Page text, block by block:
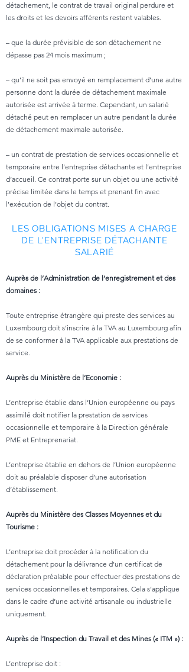
détachement, le contrat de travail original perdure et
les droits et les devoirs afférents restent valables.
– que la durée prévisible de son détachement ne
dépasse pas 24 mois maximum ;
– qu’il ne soit pas envoyé en remplacement d’une autre
personne dont la durée de détachement maximale
autorisée est arrivée à terme. Cependant, un salarié
détaché peut en remplacer un autre pendant la durée
de détachement maximale autorisée.
– un contrat de prestation de services occasionnelle et
temporaire entre l’entreprise détachante et l’entreprise
d’accueil. Ce contrat porte sur un objet ou une activité
précise limitée dans le temps et prenant fin avec
l’exécution de l’objet du contrat.
LES OBLIGATIONS MISES A CHARGE
DE L'ENTREPRISE DÉTACHANTE
SALARIÉ
Auprès de l’Administration de l’enregistrement et des
domaines :
Toute entreprise étrangère qui preste des services au
Luxembourg doit s’inscrire à la TVA au Luxembourg afin
de se conformer à la TVA applicable aux prestations de
service.
Auprès du Ministère de l’Economie :
L’entreprise établie dans l’Union européenne ou pays
assimilé doit notifier la prestation de services
occasionnelle et temporaire à la Direction générale
PME et Entreprenariat.
L’entreprise établie en dehors de l’Union européenne
doit au préalable disposer d’une autorisation
d’établissement.
Auprès du Ministère des Classes Moyennes et du
Tourisme :
L’entreprise doit procéder à la notification du
détachement pour la délivrance d’un certificat de
déclaration préalable pour effectuer des prestations de
services occasionnelles et temporaires. Cela s’applique
dans le cadre d’une activité artisanale ou industrielle
uniquement.
Auprès de l’Inspection du Travail et des Mines (« ITM ») :
L’entreprise doit :